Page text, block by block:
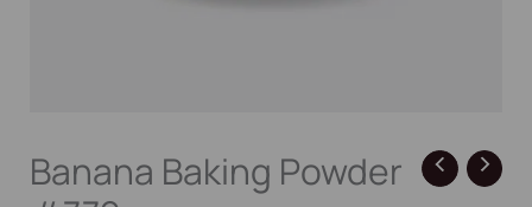
Banana Baking Powder